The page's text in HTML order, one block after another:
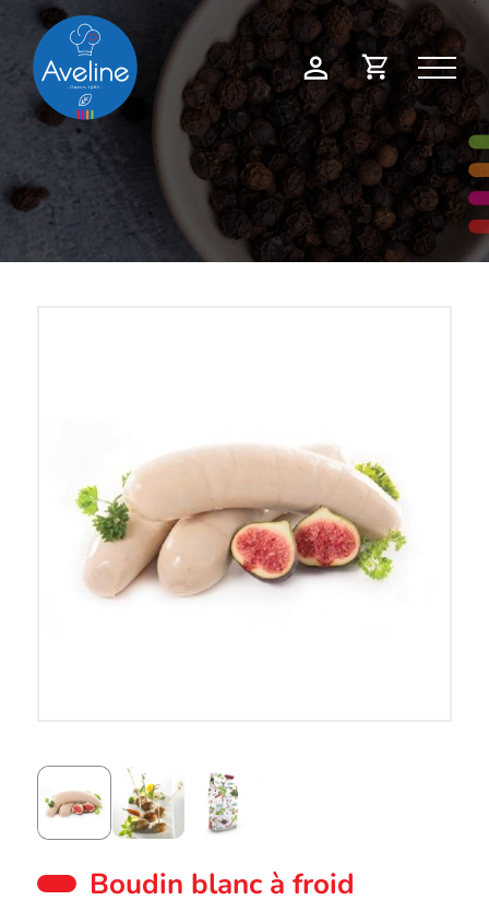
Mon
compte
Demande
de
devis
Boudin blanc à froid
Panneau de gestion des cookies